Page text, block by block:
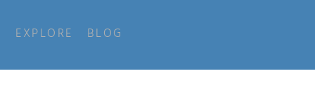
EXPLORE BLOG